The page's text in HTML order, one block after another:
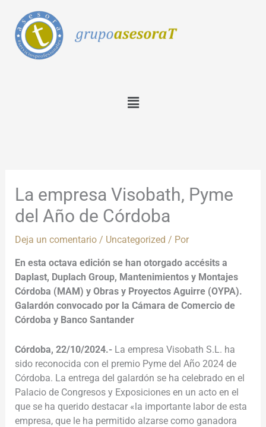
contenido
Menú
La empresa Visobath, Pyme
del Año de Córdoba
Deja un comentario / Uncategorized / Por
En esta octava edición se han otorgado accésits a
Daplast, Duplach Group, Mantenimientos y Montajes
Córdoba (MAM) y Obras y Proyectos Aguirre (OYPA).
Galardón convocado por la Cámara de Comercio de
Córdoba y Banco Santander
Córdoba, 22/10/2024.-La empresa Visobath S.L. ha
sido reconocida con el premio Pyme del Año 2024 de
Córdoba. La entrega del galardón se ha celebrado en el
Palacio de Congresos y Exposiciones en un acto en el
que se ha querido destacar «la importante labor de esta
empresa, que le ha permitido alzarse como ganadora